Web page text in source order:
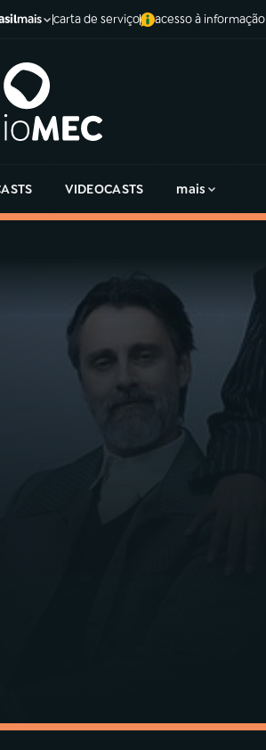
mais carta de serviço acesso à informação
VIDEOCASTS mais